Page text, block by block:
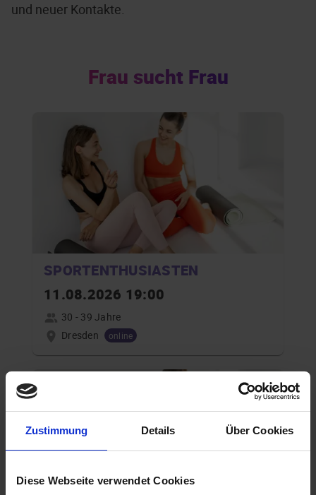
Zustimmung Details Über Cookies
Diese Webseite verwendet Cookies
und neuer Kontakte.
Frau sucht Frau
SPORTENTHUSIASTEN
11.08.2026 19:00
30 - 39 Jahre
Dresden
online